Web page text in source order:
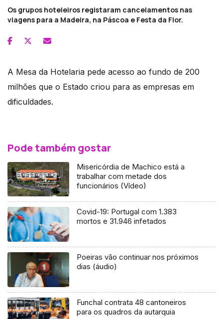
Os grupos hoteleiros registaram cancelamentos nas
viagens para a Madeira, na Páscoa e Festa da Flor.
A Mesa da Hotelaria pede acesso ao fundo de 200
milhões que o Estado criou para as empresas em
dificuldades.
Pode também gostar
Misericórdia de Machico está a
trabalhar com metade dos
funcionários (Vídeo)
Covid-19: Portugal com 1.383
mortos e 31.946 infetados
Poeiras vão continuar nos próximos
dias (áudio)
Funchal contrata 48 cantoneiros
para os quadros da autarquia